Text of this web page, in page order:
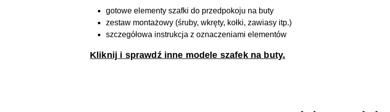
gotowe elementy szafki do przedpokoju na buty
zestaw montażowy (śruby, wkręty, kołki, zawiasy itp.)
szczegółowa instrukcja z oznaczeniami elementów
Kliknij i sprawdź inne modele szafek na buty.